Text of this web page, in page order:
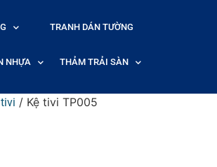
TRANH DÁN TƯỜNG
NHỰA THẢM TRẢI SÀN
/ Kệ tivi TP005